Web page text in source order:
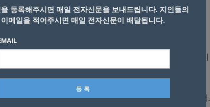
, 일부 누리꾼들은 별도의 동영상까지 제작해 가며 추
아온 로버트 페리는 “처음 영상을 보자마자, 제이컵이
체가 비행기를 고의로 추락시켰다는 증거라고 말했다.
등록해주시면 매일 전자신문을 보내드립니다. 지인들의
이메일을 적어주시면 매일 전자신문이 배달됩니다.